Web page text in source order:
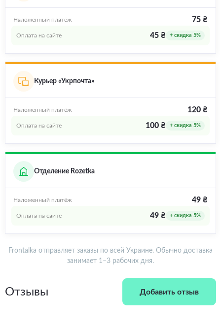
Наложенный платёж 75 ₴
Оплата на сайте 45 ₴ + скидка 5%
Курьер «Укрпочта»
Наложенный платёж 120 ₴
Оплата на сайте 100 ₴ + скидка 5%
Отделение Rozetka
Наложенный платёж 49 ₴
Оплата на сайте 49 ₴ + скидка 5%
Frontalka отправляет заказы по всей Украине. Обычно доставка
занимает 1–3 рабочих дня.
Отзывы Добавить отзыв